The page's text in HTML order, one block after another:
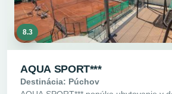
8.3
AQUA SPORT***
Destinácia: Púchov